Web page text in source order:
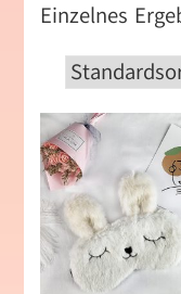
Einzelnes